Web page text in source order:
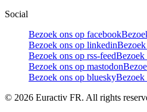
Social
Bezoek ons op facebook
Bezoek ons op linkedin
Bezoek ons op rss-feedBezoek
Bezoek ons op mastodon
Bezoek ons op blueskyBezoek
© 2026 Euractiv FR. All rights